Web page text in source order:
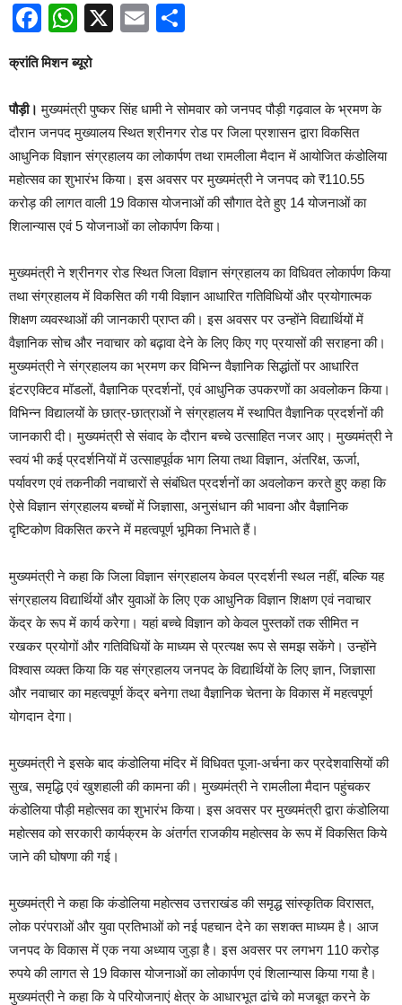
Facebook
WhatsApp
X Email
क्रांति मिशन ब्यूरो
पौड़ी।मुख्यमंत्री पुष्कर सिंह धामी ने सोमवार को जनपद पौड़ी गढ़वाल के भ्रमण के
दौरान जनपद मुख्यालय स्थित श्रीनगर रोड पर जिला प्रशासन द्वारा विकसित
आधुनिक विज्ञान संग्रहालय का लोकार्पण तथा रामलीला मैदान में आयोजित कंडोलिया
महोत्सव का शुभारंभ किया। इस अवसर पर मुख्यमंत्री ने जनपद को ₹110.55
करोड़ की लागत वाली 19 विकास योजनाओं की सौगात देते हुए 14 योजनाओं का
शिलान्यास एवं 5 योजनाओं का लोकार्पण किया।
मुख्यमंत्री ने श्रीनगर रोड स्थित जिला विज्ञान संग्रहालय का विधिवत लोकार्पण किया
तथा संग्रहालय में विकसित की गयी विज्ञान आधारित गतिविधियों और प्रयोगात्मक
शिक्षण व्यवस्थाओं की जानकारी प्राप्त की। इस अवसर पर उन्होंने विद्यार्थियों में
वैज्ञानिक सोच और नवाचार को बढ़ावा देने के लिए किए गए प्रयासों की सराहना की।
मुख्यमंत्री ने संग्रहालय का भ्रमण कर विभिन्न वैज्ञानिक सिद्धांतों पर आधारित
इंटरएक्टिव मॉडलों, वैज्ञानिक प्रदर्शनों, एवं आधुनिक उपकरणों का अवलोकन किया।
विभिन्न विद्यालयों के छात्र-छात्राओं ने संग्रहालय में स्थापित वैज्ञानिक प्रदर्शनों की
जानकारी दी। मुख्यमंत्री से संवाद के दौरान बच्चे उत्साहित नजर आए। मुख्यमंत्री ने
स्वयं भी कई प्रदर्शनियों में उत्साहपूर्वक भाग लिया तथा विज्ञान, अंतरिक्ष, ऊर्जा,
पर्यावरण एवं तकनीकी नवाचारों से संबंधित प्रदर्शनों का अवलोकन करते हुए कहा कि
ऐसे विज्ञान संग्रहालय बच्चों में जिज्ञासा, अनुसंधान की भावना और वैज्ञानिक
दृष्टिकोण विकसित करने में महत्वपूर्ण भूमिका निभाते हैं।
मुख्यमंत्री ने कहा कि जिला विज्ञान संग्रहालय केवल प्रदर्शनी स्थल नहीं, बल्कि यह
संग्रहालय विद्यार्थियों और युवाओं के लिए एक आधुनिक विज्ञान शिक्षण एवं नवाचार
केंद्र के रूप में कार्य करेगा। यहां बच्चे विज्ञान को केवल पुस्तकों तक सीमित न
रखकर प्रयोगों और गतिविधियों के माध्यम से प्रत्यक्ष रूप से समझ सकेंगे। उन्होंने
विश्वास व्यक्त किया कि यह संग्रहालय जनपद के विद्यार्थियों के लिए ज्ञान, जिज्ञासा
और नवाचार का महत्वपूर्ण केंद्र बनेगा तथा वैज्ञानिक चेतना के विकास में महत्वपूर्ण
योगदान देगा।
मुख्यमंत्री ने इसके बाद कंडोलिया मंदिर में विधिवत पूजा-अर्चना कर प्रदेशवासियों की
सुख, समृद्धि एवं खुशहाली की कामना की। मुख्यमंत्री ने रामलीला मैदान पहुंचकर
कंडोलिया पौड़ी महोत्सव का शुभारंभ किया। इस अवसर पर मुख्यमंत्री द्वारा कंडोलिया
महोत्सव को सरकारी कार्यक्रम के अंतर्गत राजकीय महोत्सव के रूप में विकसित किये
जाने की घोषणा की गई।
मुख्यमंत्री ने कहा कि कंडोलिया महोत्सव उत्तराखंड की समृद्ध सांस्कृतिक विरासत,
लोक परंपराओं और युवा प्रतिभाओं को नई पहचान देने का सशक्त माध्यम है। आज
जनपद के विकास में एक नया अध्याय जुड़ा है। इस अवसर पर लगभग 110 करोड़
रुपये की लागत से 19 विकास योजनाओं का लोकार्पण एवं शिलान्यास किया गया है।
मुख्यमंत्री ने कहा कि ये परियोजनाएं क्षेत्र के आधारभूत ढांचे को मजबूत करने के